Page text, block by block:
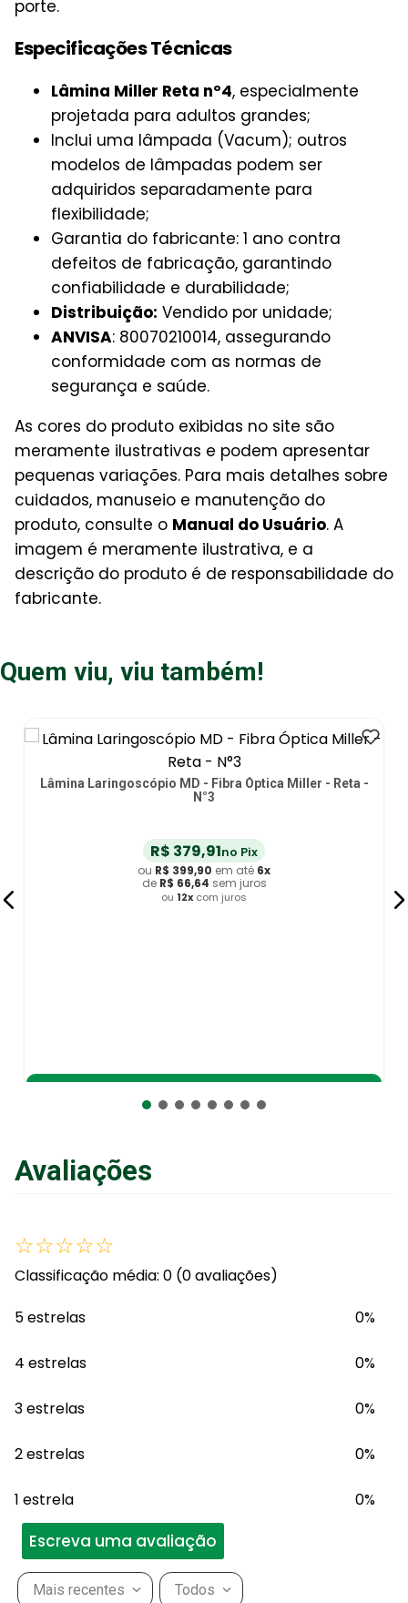
porte.
Especificações Técnicas
Lâmina Miller Reta nº4, especialmente
projetada para adultos grandes;
Inclui uma lâmpada (Vacum); outros
modelos de lâmpadas podem ser
adquiridos separadamente para
flexibilidade;
Garantia do fabricante: 1 ano contra
defeitos de fabricação, garantindo
confiabilidade e durabilidade;
Distribuição: Vendido por unidade;
ANVISA: 80070210014, assegurando
conformidade com as normas de
segurança e saúde.
As cores do produto exibidas no site são
meramente ilustrativas e podem apresentar
pequenas variações. Para mais detalhes sobre
cuidados, manuseio e manutenção do
produto, consulte o Manual do Usuário. A
imagem é meramente ilustrativa, e a
descrição do produto é de responsabilidade do
fabricante.
Quem viu, viu também!
Lâmina Laringoscópio MD - Fibra Óptica Miller - Reta -
N°3
R$ 379,91no Pix
ou R$ 399,90 em até 6x
de R$ 66,64 sem juros
ou 12x com juros
Avaliações
☆☆☆☆☆
Classificação média: 0 (0 avaliações)
5 estrelas
0%
4 estrelas 0%
3 estrelas 0%
2 estrelas 0%
1 estrela 0%
Escreva uma avaliação
Mais recentes Todos